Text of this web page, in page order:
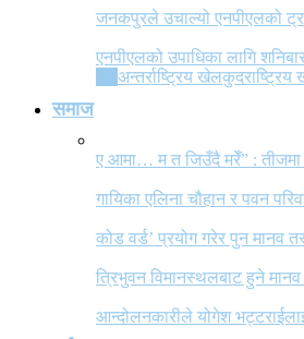
जनकपुरले उचाल्यो एनपीएलको
एनपीएलको उपाधिका लागि
अन्तर्राष्ट्रिय खेलकुद
समाज
ए आमा… म त जिउँदै मरेँ” : तीजमा
गायिका एलिना चौहान र पवन
कोड वर्ड’ प्रयोग गरेर पुन मानव
त्रिभुवन विमानस्थलबाट हुने
आन्दोलनकारीले योगेश